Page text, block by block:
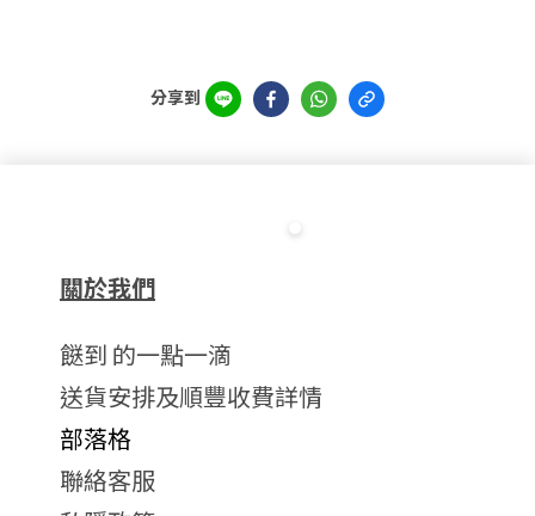
分享到
關於我們
餸到 的一點一滴
送貨安排及順豐收費詳情
部落格
聯絡客服